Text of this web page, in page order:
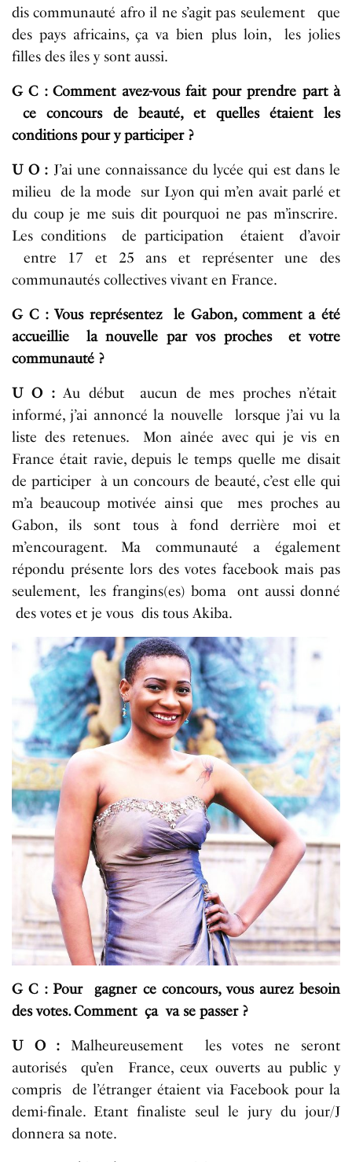
dis communauté afro il ne s’agit pas seulement que
des pays africains, ça va bien plus loin, les jolies
filles des îles y sont aussi.
G C : Comment avez-vous fait pour prendre part à
ce concours de beauté, et quelles étaient les
conditions pour y participer ?
U O : J’ai une connaissance du lycée qui est dans le
milieu de la mode sur Lyon qui m’en avait parlé et
du coup je me suis dit pourquoi ne pas m’inscrire.
Les conditions de participation étaient d’avoir
entre 17 et 25 ans et représenter une des
communautés collectives vivant en France.
G C : Vous représentez le Gabon, comment a été
accueillie la nouvelle par vos proches et votre
communauté ?
U O :Au début aucun de mes proches n’était
informé, j’ai annoncé la nouvelle lorsque j’ai vu la
liste des retenues. Mon aînée avec qui je vis en
France était ravie, depuis le temps quelle me disait
de participer à un concours de beauté, c’est elle qui
m’a beaucoup motivée ainsi que mes proches au
Gabon, ils sont tous à fond derrière moi et
m’encouragent. Ma communauté a également
répondu présente lors des votes facebook mais pas
seulement, les frangins(es) boma ont aussi donné
des votes et je vous dis tous Akiba.
G C : Pour gagner ce concours, vous aurez besoin
des votes. Comment ça va se passer ?
U O : Malheureusement les votes ne seront
autorisés qu’en France, ceux ouverts au public y
compris de l’étranger étaient via Facebook pour la
demi-finale. Etant finaliste seul le jury du jour/J
donnera sa note.